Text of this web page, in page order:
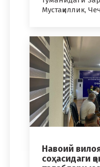
Мустақиллик,
Навоий
соҳасидаги